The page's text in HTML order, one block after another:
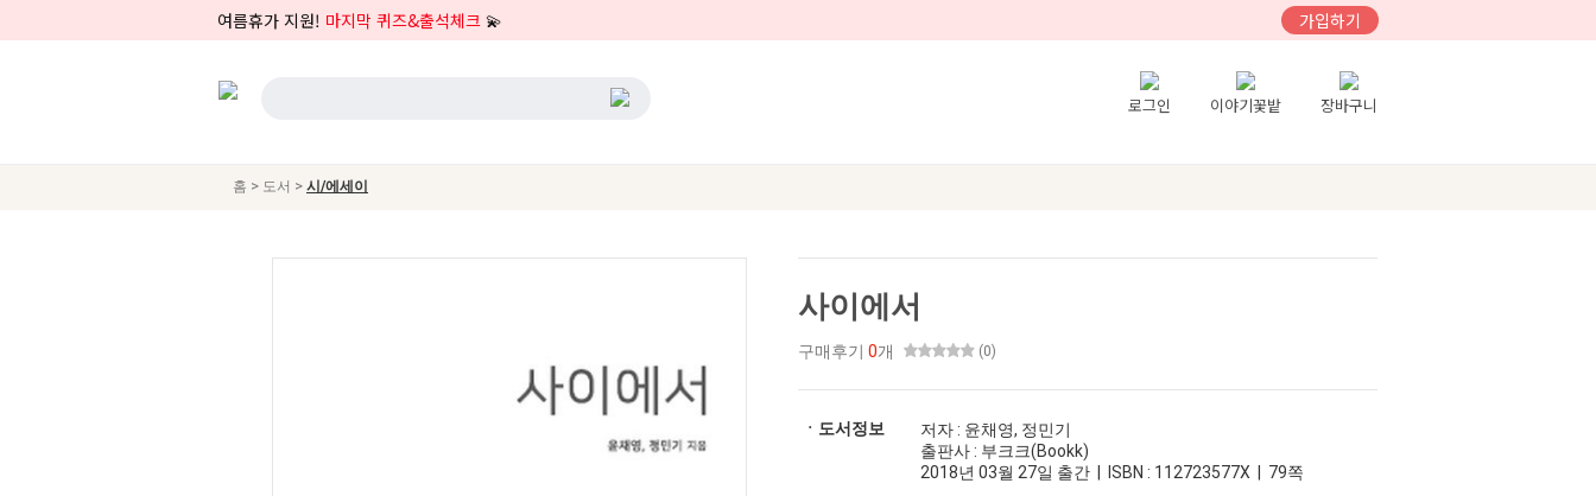
여름휴가 지원! 마지막 퀴즈&출석체크 💫 가입하기
로그인 이야기꽃밭 장바구니
홈 > 도서 > 시/에세이
사이에서
구매후기 0개 (0)
ㆍ도서정보
저자 : 윤채영, 정민기
출판사 : 부크크(Bookk)
2018년 03월 27일 출간 | ISBN : 112723577X | 79쪽